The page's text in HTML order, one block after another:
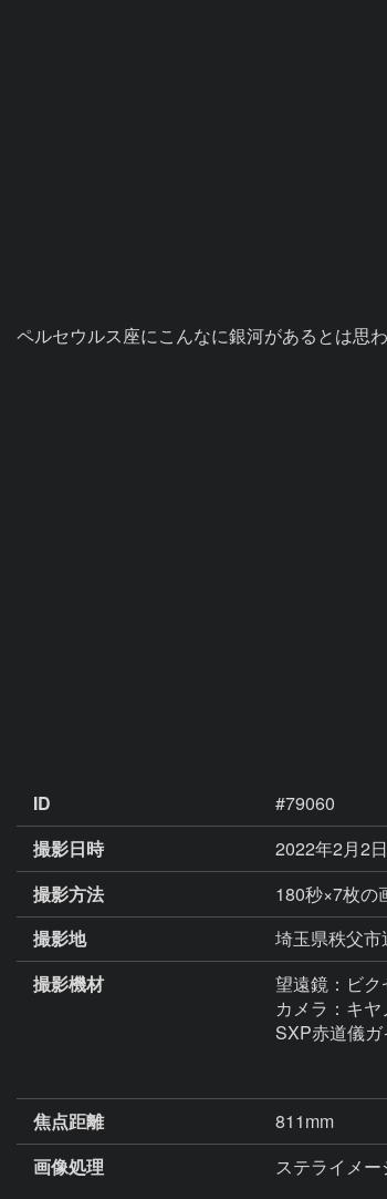
ペルセウルス座にこんなに銀河があるとは思
ID
#79060
撮影日時
2022年2月2
撮影方法
180秒×7枚の
撮影地
埼玉県秩父市
撮影機材
望遠鏡：ビク
カメラ：キヤ
SXP赤道儀
焦点距離
811mm
画像処理
ステライメ